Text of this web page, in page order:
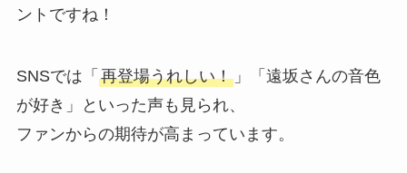
ントですね！
SNSでは「 再登場うれしい！」「遠坂さんの音色
が好き」といった声も見られ、
ファンからの期待が高まっています。